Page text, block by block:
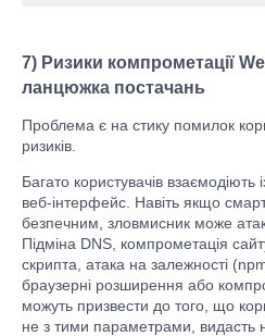
7) Ризики компрометації
ланцюжка постачань
Проблема є на стику помилок
ризиків.
Багато користувачів
веб-інтерфейс. Навіть якщо
безпечним, зловмисник може
Підміна DNS, компрометація
скрипта, атака на залежності
браузерні розширення або
можуть призвести до того, що
не з тими параметрами, видасть